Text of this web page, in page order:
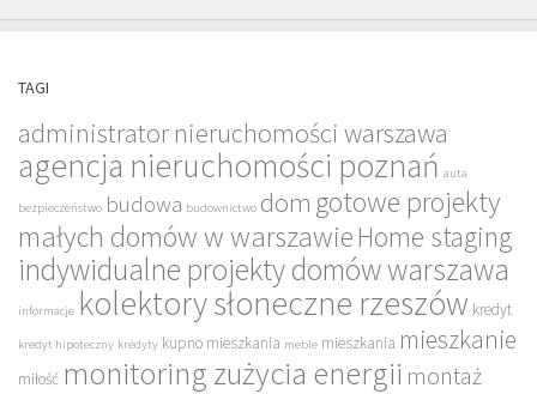
TAGI
administrator nieruchomości warszawa
agencja nieruchomości poznań auta
bezpieczeństwo budowa budownictwo dom gotowe projekty
małych domów w warszawie Home staging
indywidualne projekty domów warszawa
informacje kolektory słoneczne rzeszów kredyt
kredyt hipoteczny kredyty kupno mieszkania meble mieszkania mieszkanie
miłość monitoring zużycia energii montaż